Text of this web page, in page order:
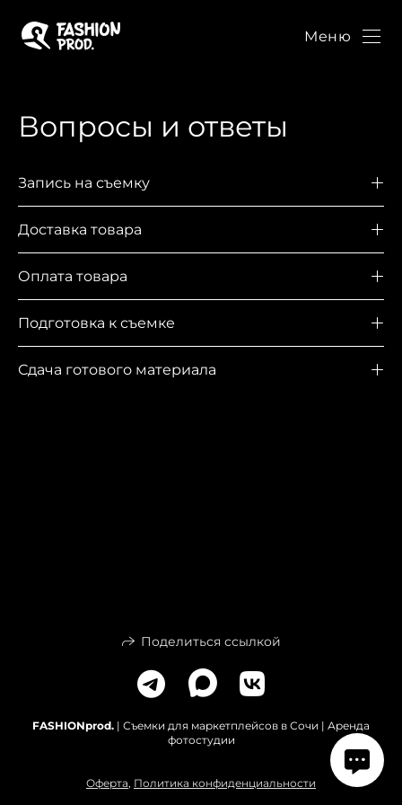
Меню
Вопросы и ответы
Запись на съемку
Доставка товара
Оплата товара
Подготовка к съемке
Сдача готового материала
Поделиться ссылкой
FASHIONprod. | Съемки для маркетплейсов в Сочи | Аренда
фотостудии
Оферта, Политика конфиденциальности